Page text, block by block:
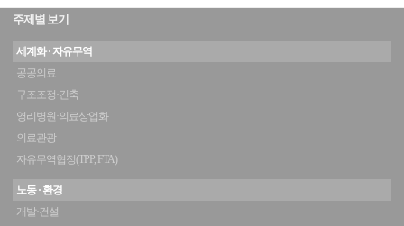
주제별 보기
세계화 · 자유무역
공공의료
구조조정·긴축
영리병원·의료상업화
의료관광
자유무역협정(TPP, FTA)
노동 · 환경
개발·건설